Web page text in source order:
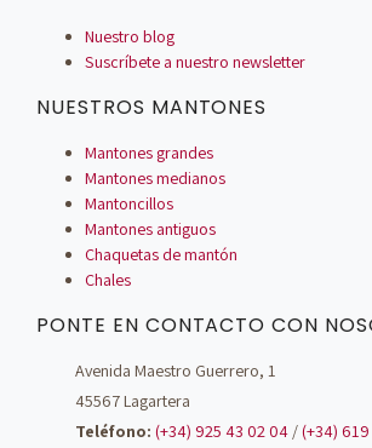
Nuestro blog
Suscríbete a nuestro newsletter
NUESTROS MANTONES
Mantones grandes
Mantones medianos
Mantoncillos
Mantones antiguos
Chaquetas de mantón
Chales
PONTE EN CONTACTO CON
Avenida Maestro Guerrero, 1
45567 Lagartera
Teléfono: (+34) 925 43 02 04 /(+34)